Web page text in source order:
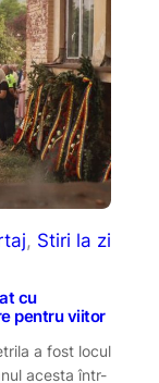
, Stiri la zi
cu
pentru viitor
a fost locul
acesta într-